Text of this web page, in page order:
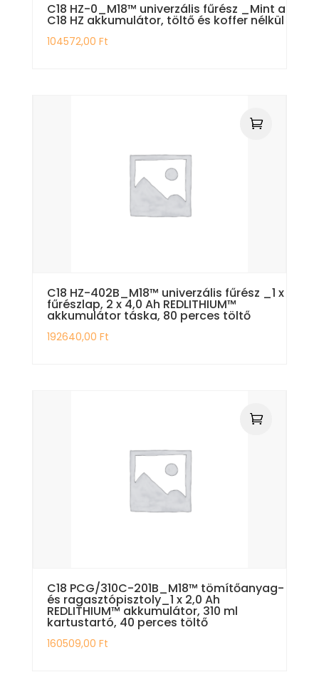
C18 HZ-0_M18™ univerzális fűrész _Mint a
C18 HZ akkumulátor, töltő és koffer nélkül
104572,00 Ft
C18 HZ-402B_M18™ univerzális fűrész _1 x
fűrészlap, 2 x 4,0 Ah REDLITHIUM™
akkumulátor táska, 80 perces töltő
192640,00 Ft
C18 PCG/310C-201B_M18™ tömítőanyag-
és ragasztópisztoly_1 x 2,0 Ah
REDLITHIUM™ akkumulátor, 310 ml
kartustartó, 40 perces töltő
160509,00 Ft